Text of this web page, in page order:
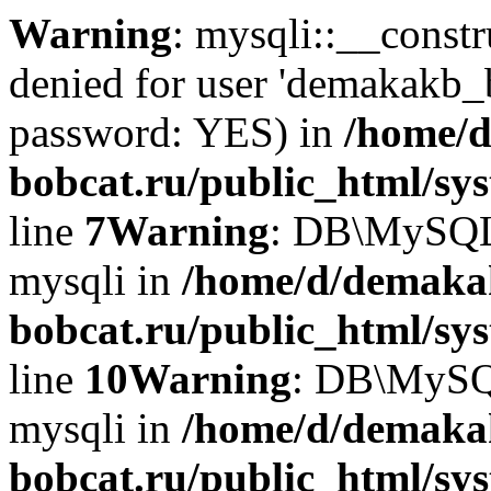
Warning:
denied for user
password: YES) in /home/
bobcat.ru/public_html/
line 7Warning:
mysqli in /home/d/
bobcat.ru/public_html/
line 10Warning:
mysqli in /home/d/
bobcat.ru/public_html/